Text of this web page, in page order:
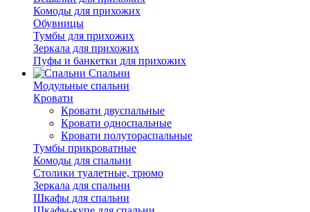
Комоды для прихожих
Обувницы
Тумбы для прихожих
Зеркала для прихожих
Пуфы и банкетки для прихожих
Спальни
Модульные спальни
Кровати
Кровати двуспальные
Кровати односпальные
Кровати полутораспальные
Тумбы прикроватные
Комоды для спальни
Столики туалетные, трюмо
Зеркала для спальни
Шкафы для спальни